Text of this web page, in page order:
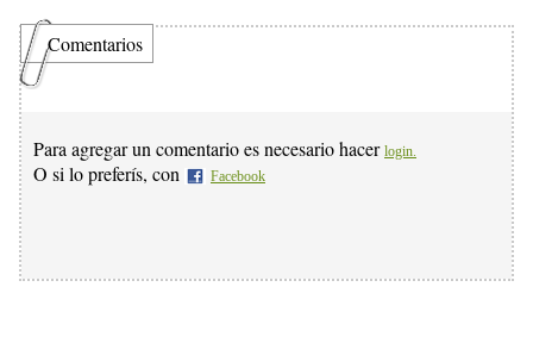
Comentarios
Para agregar un comentario es necesario hacer login.
O si lo preferís, con Facebook